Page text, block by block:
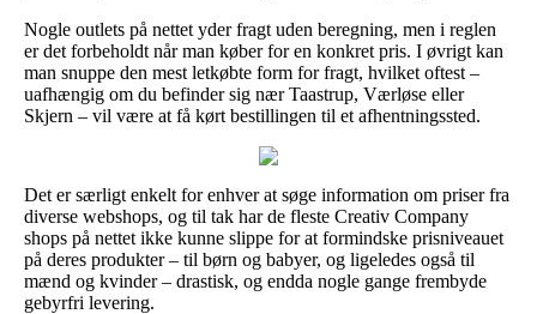
Nogle outlets på nettet yder fragt uden beregning, men i reglen
er det forbeholdt når man køber for en konkret pris. I øvrigt kan
man snuppe den mest letkøbte form for fragt, hvilket oftest –
uafhængig om du befinder sig nær Taastrup, Værløse eller
Skjern – vil være at få kørt bestillingen til et afhentningssted.
Det er særligt enkelt for enhver at søge information om priser fra
diverse webshops, og til tak har de fleste Creativ Company
shops på nettet ikke kunne slippe for at formindske prisniveauet
på deres produkter – til børn og babyer, og ligeledes også til
mænd og kvinder – drastisk, og endda nogle gange frembyde
gebyrfri levering.